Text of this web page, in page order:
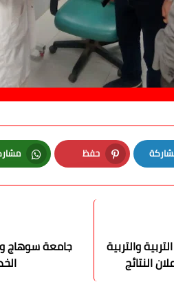
حفظ
Pinterest
جامعة سوهاج
والتربية
النتائج